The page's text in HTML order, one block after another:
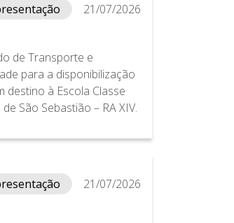
21/07/2026
de Transporte e
para a disponibilização
à Escola Classe
São Sebastião – RA XIV.
21/07/2026